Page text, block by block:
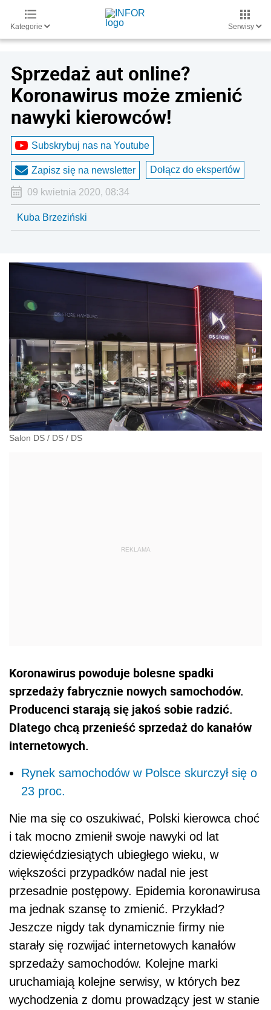
Kategorie Serwisy
Sprzedaż aut online?
Koronawirus może zmienić
nawyki kierowców!
Subskrybuj nas na Youtube
Zapisz się na newsletter Dołącz do ekspertów
09 kwietnia 2020, 08:34
Kuba Brzeziński
Salon DS / DS / DS
Koronawirus powoduje bolesne spadki
sprzedaży fabrycznie nowych samochodów.
Producenci starają się jakoś sobie radzić.
Dlatego chcą przenieść sprzedaż do kanałów
internetowych.
Rynek samochodów w Polsce skurczył się o
23 proc.
Nie ma się co oszukiwać, Polski kierowca choć
i tak mocno zmienił swoje nawyki od lat
dziewięćdziesiątych ubiegłego wieku, w
większości przypadków nadal nie jest
przesadnie postępowy. Epidemia koronawirusa
ma jednak szansę to zmienić. Przykład?
Jeszcze nigdy tak dynamicznie firmy nie
starały się rozwijać internetowych kanałów
sprzedaży samochodów. Kolejne marki
uruchamiają kolejne serwisy, w których bez
wychodzenia z domu prowadzący jest w stanie